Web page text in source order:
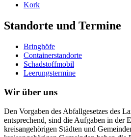
Kork
Standorte und Termine
Bringhöfe
Containerstandorte
Schadstoffmobil
Leerungstermine
Wir über uns
Den Vorgaben des Abfallgesetzes des
entsprechend, sind die Aufgaben in der
kreisangehörigen Städten und